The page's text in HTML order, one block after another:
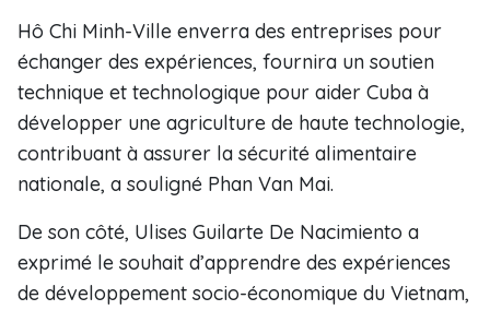
Hô Chi Minh-Ville enverra des entreprises pour
échanger des expériences, fournira un soutien
technique et technologique pour aider Cuba à
développer une agriculture de haute technologie,
contribuant à assurer la sécurité alimentaire
nationale, a souligné Phan Van Mai.
De son côté, Ulises Guilarte De Nacimiento a
exprimé le souhait d’apprendre des expériences
de développement socio-économique du Vietnam,